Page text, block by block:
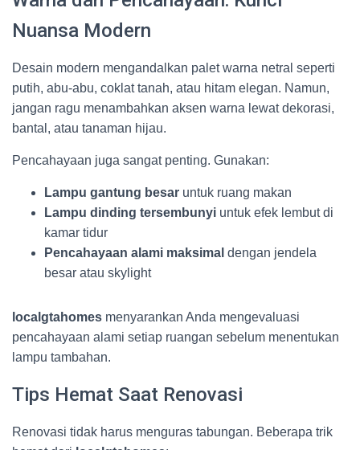
Nuansa Modern
Desain modern mengandalkan palet warna netral seperti
putih, abu-abu, coklat tanah, atau hitam elegan. Namun,
jangan ragu menambahkan aksen warna lewat dekorasi,
bantal, atau tanaman hijau.
Pencahayaan juga sangat penting. Gunakan:
Lampu gantung besar untuk ruang makan
Lampu dinding tersembunyi untuk efek lembut di
kamar tidur
Pencahayaan alami maksimal dengan jendela
besar atau skylight
localgtahomes menyarankan Anda mengevaluasi
pencahayaan alami setiap ruangan sebelum menentukan
lampu tambahan.
Tips Hemat Saat Renovasi
Renovasi tidak harus menguras tabungan. Beberapa trik